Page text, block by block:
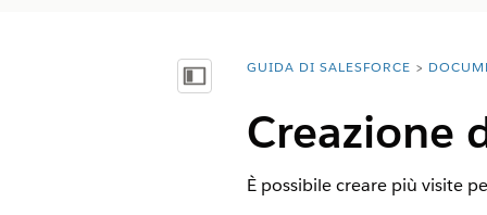
Mostra sommario
Ti trovi qui:
GUIDA DI SALESFORCE
Creazione
È possibile creare più visite